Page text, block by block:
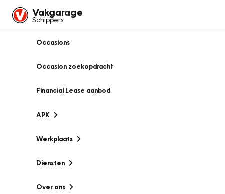
Vakgarage
Schippers
Occasions
Occasion zoekopdracht
Financial Lease aanbod
APK
Werkplaats
Diensten
Over ons